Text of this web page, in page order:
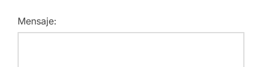
Mensaje: